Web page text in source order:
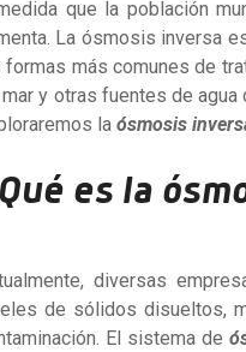
que la población
La ósmosis inversa
formas más comunes de
y otras fuentes de agua
la ósmosis
es la
diversas
de sólidos disueltos,
El sistema de